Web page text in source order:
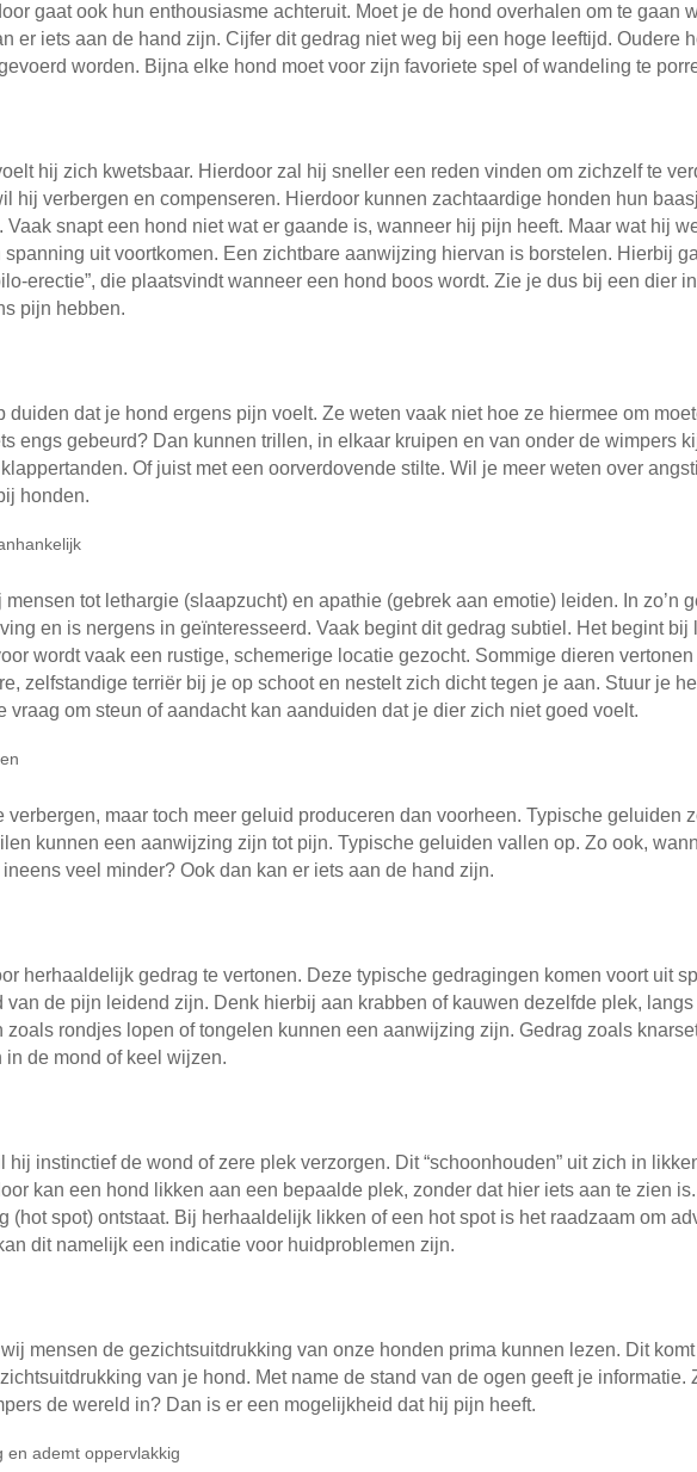
gaat ook hun enthousiasme achteruit. Moet je de hond overhalen om te gaan
er iets aan de hand zijn. Cijfer dit gedrag niet weg bij een hoge leeftijd. Oudere
worden. Bijna elke hond moet voor zijn favoriete spel of wandeling te
hij zich kwetsbaar. Hierdoor zal hij sneller een reden vinden om zichzelf te
hij verbergen en compenseren. Hierdoor kunnen zachtaardige honden hun
Vaak snapt een hond niet wat er gaande is, wanneer hij pijn heeft. Maar wat hij
uit voortkomen. Een zichtbare aanwijzing hiervan is borstelen. Hierbij
erectie”, die plaatsvindt wanneer een hond boos wordt. Zie je dus bij een dier
pijn hebben.
duiden dat je hond ergens pijn voelt. Ze weten vaak niet hoe ze hiermee om
engs gebeurd? Dan kunnen trillen, in elkaar kruipen en van onder de wimpers
Of juist met een oorverdovende stilte. Wil je meer weten over
honden.
tot lethargie (slaapzucht) en apathie (gebrek aan emotie) leiden. In zo’n
en is nergens in geïnteresseerd. Vaak begint dit gedrag subtiel. Het begint
wordt vaak een rustige, schemerige locatie gezocht. Sommige dieren
zelfstandige terriër bij je op schoot en nestelt zich dicht tegen je aan. Stuur je
vraag om steun of aandacht kan aanduiden dat je dier zich niet goed voelt.
verbergen, maar toch meer geluid produceren dan voorheen. Typische geluiden
kunnen een aanwijzing zijn tot pijn. Typische geluiden vallen op. Zo ook,
veel minder? Ook dan kan er iets aan de hand zijn.
herhaaldelijk gedrag te vertonen. Deze typische gedragingen komen voort uit
van de pijn leidend zijn. Denk hierbij aan krabben of kauwen dezelfde plek,
zoals rondjes lopen of tongelen kunnen een aanwijzing zijn. Gedrag zoals
de mond of keel wijzen.
hij instinctief de wond of zere plek verzorgen. Dit “schoonhouden” uit zich in
kan een hond likken aan een bepaalde plek, zonder dat hier iets aan te zien
(hot spot) ontstaat. Bij herhaaldelijk likken of een hot spot is het raadzaam om
dit namelijk een indicatie voor huidproblemen zijn.
mensen de gezichtsuitdrukking van onze honden prima kunnen lezen. Dit
van je hond. Met name de stand van de ogen geeft je
de wereld in? Dan is er een mogelijkheid dat hij pijn heeft.
en ademt oppervlakkig